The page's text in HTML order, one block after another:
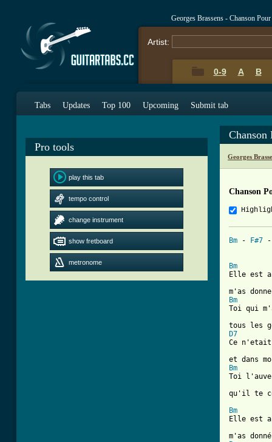
Georges Brassens - Chanson
Artist:
0-9 A B
Tabs Updates Top 100 Upcoming Submit tab
Pro tools
play this tab
tempo control
change instrument
show fretboard
metronome
Chanson
Georges
Chanson
Bm - F#7
Bm
Elle est
Bm
Toi qui
D7
Ce
Bm
Toi
Bm
Elle est